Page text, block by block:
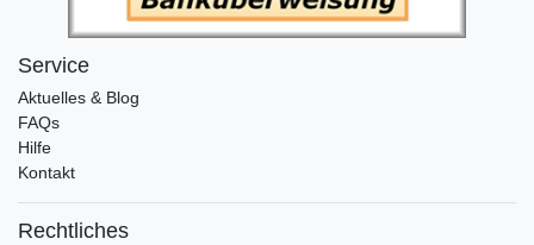
Service
Aktuelles & Blog
FAQs
Hilfe
Kontakt
Rechtliches